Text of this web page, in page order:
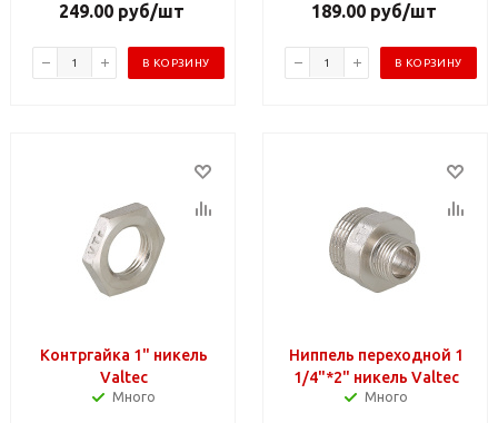
249.00руб/шт
В КОРЗИНУ
189.00руб/шт
В КОРЗИНУ
Контргайка 1" никель
Valtec
Много
Ниппель переходной 1
1/4"*2" никель Valtec
Много